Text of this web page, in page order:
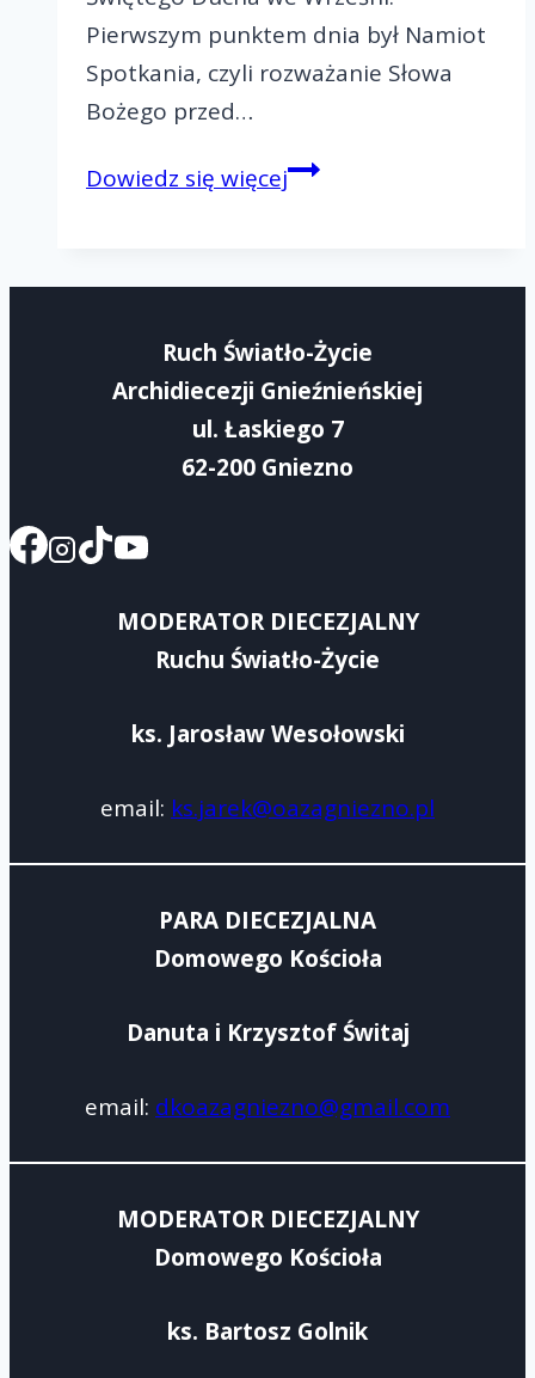
Pierwszym punktem dnia był Namiot
Spotkania, czyli rozważanie Słowa
Bożego przed…
Dowiedz się więcejPaschalny
Wspólnoty-
IV
Ruch Światło-Życie
Archidiecezji Gnieźnieńskiej
ul. Łaskiego 7
62-200 Gniezno
MODERATOR DIECEZJALNY
Ruchu Światło-Życie
ks. Jarosław Wesołowski
email: ks.jarek@oazagniezno.pl
PARA DIECEZJALNA
Domowego Kościoła
Danuta i Krzysztof Świtaj
email: dkoazagniezno@gmail.com
MODERATOR DIECEZJALNY
Domowego Kościoła
ks. Bartosz Golnik